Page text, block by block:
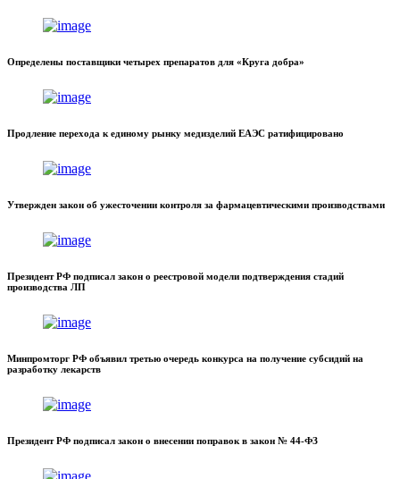
Определены поставщики четырех препаратов для «Круга добра»
Продление перехода к единому рынку медизделий ЕАЭС ратифицировано
Утвержден закон об ужесточении контроля за фармацевтическими производствами
Президент РФ подписал закон о реестровой модели подтверждения стадий
производства ЛП
Минпромторг РФ объявил третью очередь конкурса на получение субсидий на
разработку лекарств
Президент РФ подписал закон о внесении поправок в закон № 44-ФЗ